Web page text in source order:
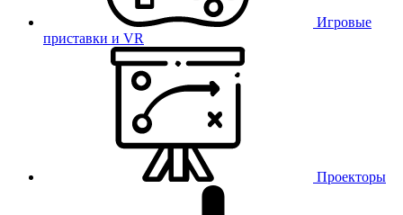
Игровые
приставки и VR
Проекторы